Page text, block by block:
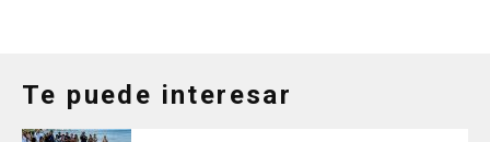
Te puede interesar